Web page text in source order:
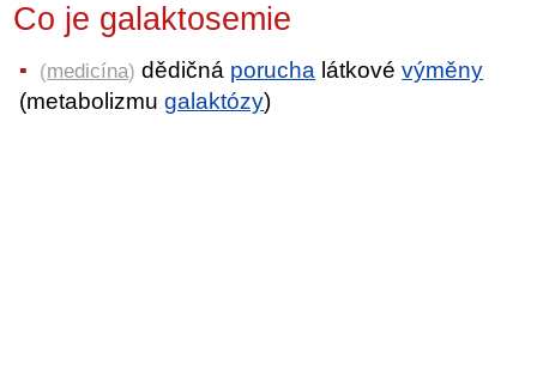
Co je galaktosemie
(medicína) dědičná porucha látkovévýměny
(metabolizmugalaktózy)